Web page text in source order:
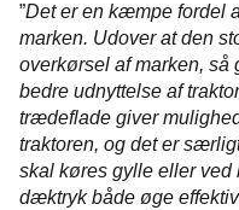
”Det er en kæmpe fordel
marken. Udover at den
overkørsel af marken,
bedre udnyttelse af
trædeflade giver
traktoren, og det er
skal køres gylle eller ved
dæktryk både øge